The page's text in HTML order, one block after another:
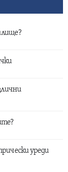
уреди